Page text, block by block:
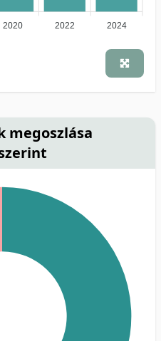
2020 2022 2024
megoszlása